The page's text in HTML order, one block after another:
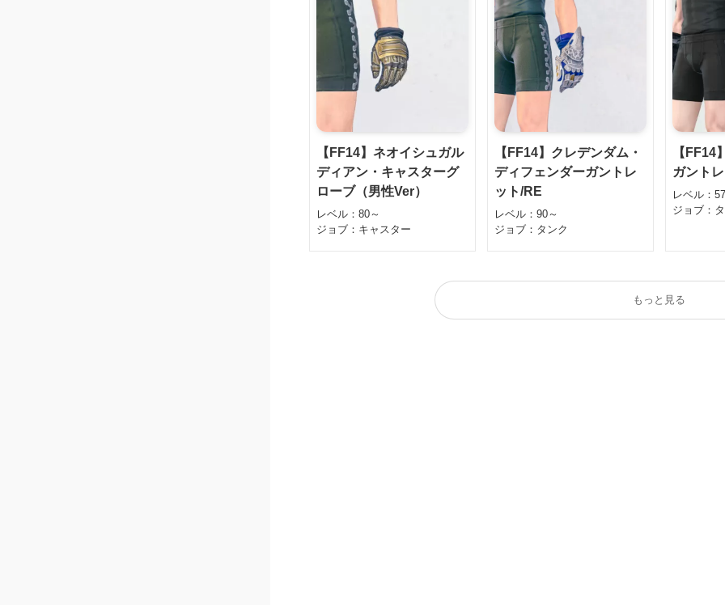
【FF14】ネオイシュガル
ディアン・キャスターグ
ローブ（男性Ver）
レベル：80～
ジョブ：キャスター
【FF14】クレデンダム・
ディフェンダーガントレ
ット/RE
レベル：90～
ジョブ：タンク
【FF14
ガント
レベル：
ジョブ：
もっと見る